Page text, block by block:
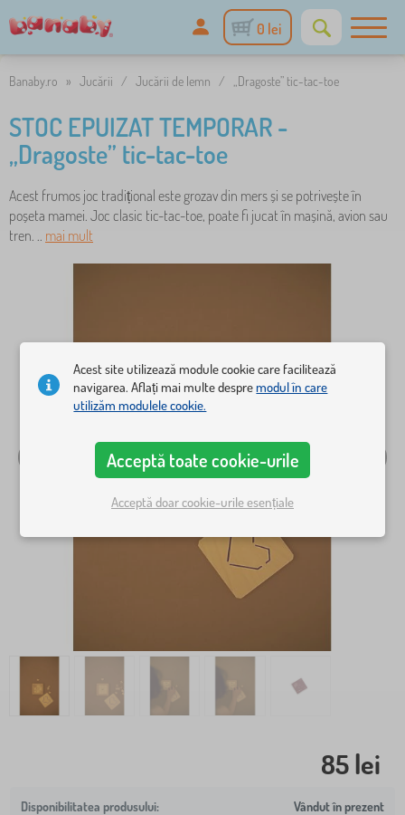
0 lei
Banaby.ro » Jucării / Jucării de lemn / „Dragoste” tic-tac-toe
STOC EPUIZAT TEMPORAR -
„Dragoste” tic-tac-toe
Acest frumos joc tradițional este grozav din mers și se potrivește în
poșeta mamei. Joc clasic tic-tac-toe, poate fi jucat în mașină, avion sau
tren. .. mai mult
85 lei
Vândut în prezent
Acest site utilizează module cookie care facilitează
navigarea. Aflați mai multe despremodul în care
utilizăm modulele cookie.
Acceptă toate cookie-urile
Acceptă doar cookie-urile esențiale